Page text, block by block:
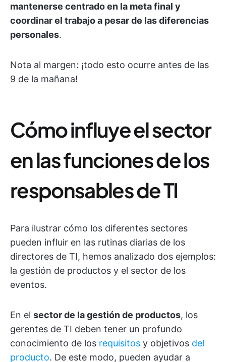
mantenerse centrado en la meta final y
coordinar el trabajo a pesar de las diferencias
personales.
Nota al margen: ¡todo esto ocurre antes de las
9 de la mañana!
Cómo influye el sector
en las funciones de los
responsables de TI
Para ilustrar cómo los diferentes sectores
pueden influir en las rutinas diarias de los
directores de TI, hemos analizado dos ejemplos:
la gestión de productos y el sector de los
eventos.
En el sector de la gestión de productos, los
gerentes de TI deben tener un profundo
conocimiento de los requisitos y objetivos del
producto. De este modo, pueden ayudar a